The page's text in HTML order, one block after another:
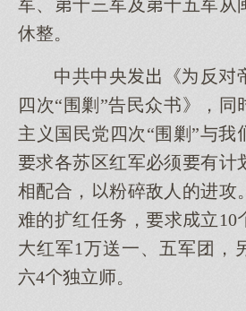
军、十三军及十五军从
休整。
中共中央《反
四次“围剿”告民众书》，
主义国民党四次“围剿”与我
求各苏区红军必须有计
相配合，粉碎敌人的进攻
难的扩红任务，求立
红军1万送一、五军团，
六4独立师。